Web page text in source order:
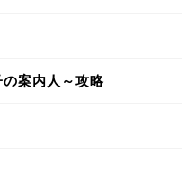
案内人～攻略